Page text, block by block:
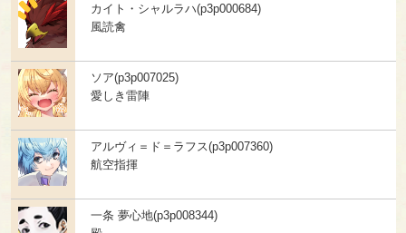
カイト・シャルラハ(p3p000684)
風読禽
ソア(p3p007025)
愛しき雷陣
アルヴィ＝ド＝ラフス(p3p007360)
航空指揮
一条 夢心地(p3p008344)